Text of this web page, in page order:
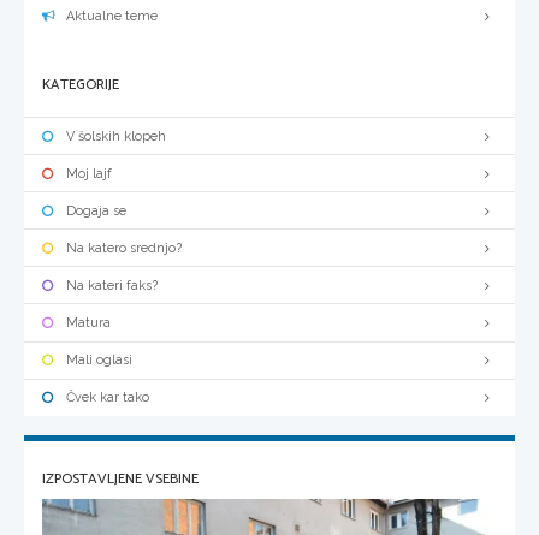
Aktualne teme
KATEGORIJE
V šolskih klopeh
Moj lajf
Dogaja se
Na katero srednjo?
Na kateri faks?
Matura
Mali oglasi
Čvek kar tako
IZPOSTAVLJENE VSEBINE